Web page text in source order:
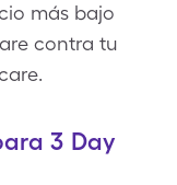
más bajo
contra tu
3 Day